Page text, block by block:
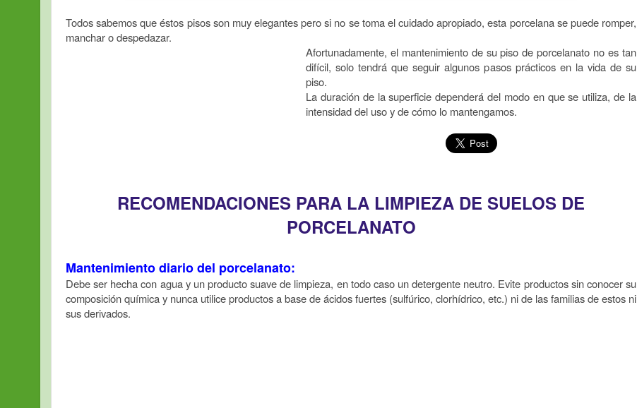
Todos sabemos que éstos pisos son muy elegantes pero si no se toma el cuidado apropiado, esta porcelana se puede romper,
manchar o despedazar.
Afortunadamente, el mantenimiento de su piso de porcelanato no es tan
difícil, solo tendrá que seguir algunos pasos prácticos en la vida de su
piso.
La duración de la superficie dependerá del modo en que se utiliza, de la
intensidad del uso y de cómo lo mantengamos.
RECOMENDACIONES PARA LA LIMPIEZA DE SUELOS DE
PORCELANATO
Mantenimiento diario del porcelanato:
Debe ser hecha con agua y un producto suave de limpieza, en todo caso un detergente neutro. Evite productos sin conocer su
composición química y nunca utilice productos a base de ácidos fuertes (sulfúrico, clorhídrico, etc.) ni de las familias de estos ni
sus derivados.